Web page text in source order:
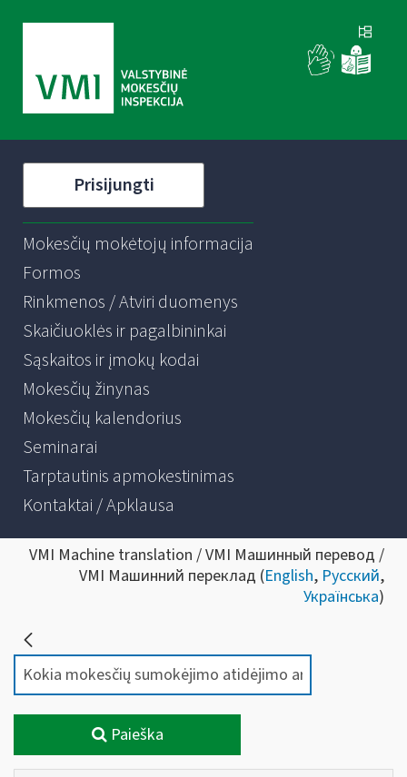
Prisijungti
Mokesčių mokėtojų informacija
Formos
Rinkmenos / Atviri duomenys
Skaičiuoklės ir pagalbininkai
Sąskaitos ir įmokų kodai
Mokesčių žinynas
Mokesčių kalendorius
Seminarai
Tarptautinis apmokestinimas
Kontaktai / Apklausa
VMI Machine translation / VMI Машинный перевод /
VMI Машинний переклад (English, Русский,
Українська)
Paieška